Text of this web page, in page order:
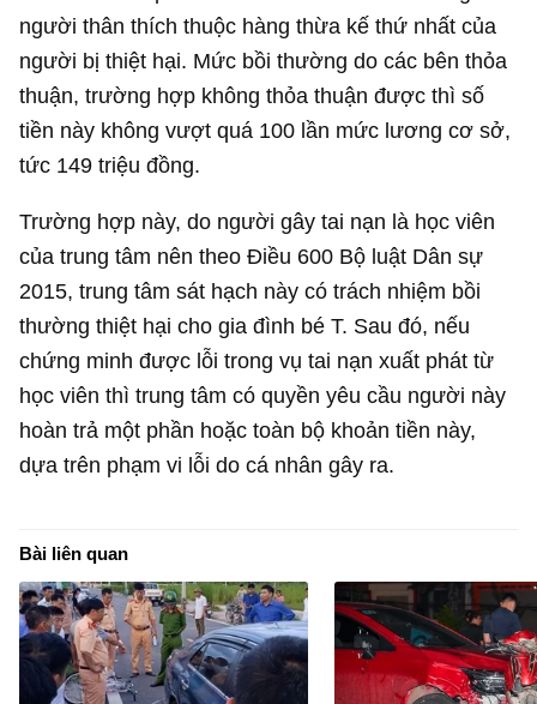
người thân thích thuộc hàng thừa kế thứ nhất của
người bị thiệt hại. Mức bồi thường do các bên thỏa
thuận, trường hợp không thỏa thuận được thì số
tiền này không vượt quá 100 lần mức lương cơ sở,
tức 149 triệu đồng.
Trường hợp này, do người gây tai nạn là học viên
của trung tâm nên theo Điều 600 Bộ luật Dân sự
2015, trung tâm sát hạch này có trách nhiệm bồi
thường thiệt hại cho gia đình bé T. Sau đó, nếu
chứng minh được lỗi trong vụ tai nạn xuất phát từ
học viên thì trung tâm có quyền yêu cầu người này
hoàn trả một phần hoặc toàn bộ khoản tiền này,
dựa trên phạm vi lỗi do cá nhân gây ra.
Bài liên quan